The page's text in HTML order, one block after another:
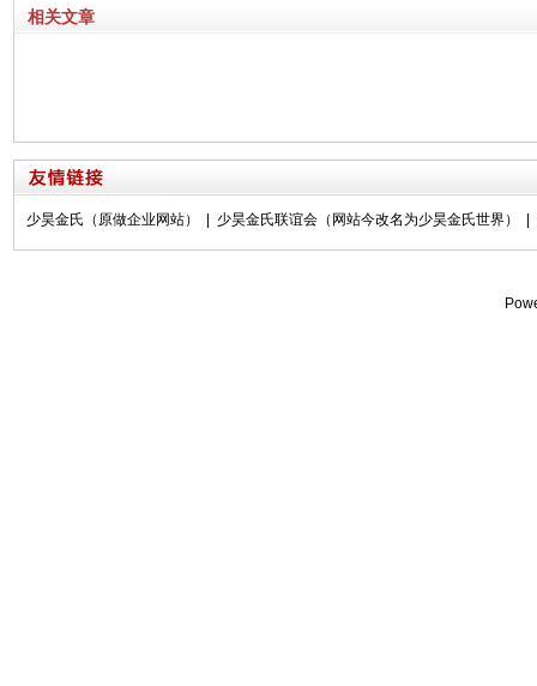
相关文章
少昊金氏（原做企业网站） 少昊金氏联谊会（网站今改名为少昊金氏世界）